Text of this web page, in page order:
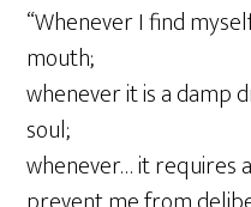
“Whenever I find
mouth;
whenever it is a damp
soul;
whenever… it requires